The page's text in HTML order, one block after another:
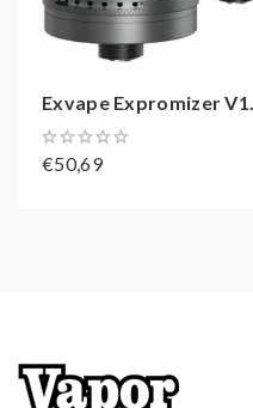
sensationellen, weichen
Handling ist super
Dampfern brennen, das
Airflow: einstellbare
Exvape Expromizer
€50,69